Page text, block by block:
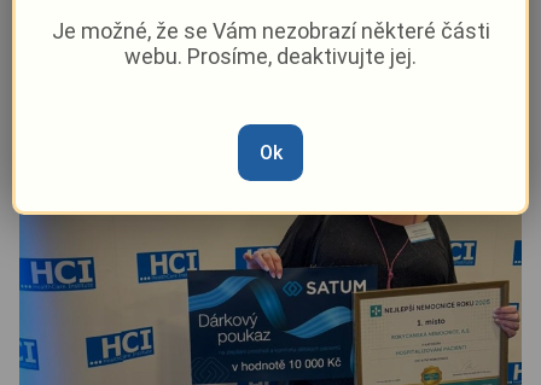
Anna Raková –26. 11. 2025 |14:24
Je možné, že se Vám nezobrazí některé části
webu. Prosíme, deaktivujte jej.
Ok